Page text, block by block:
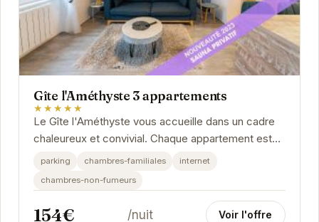
Gîte l'Améthyste 3 appartements
★★★★★
Le Gîte l'Améthyste vous accueille dans un cadre
chaleureux et convivial. Chaque appartement est
soigneusement décoré et équipé pour vous...
parking chambres-familiales
internet
chambres-non-fumeurs
154€ /nuit Voir l'offre